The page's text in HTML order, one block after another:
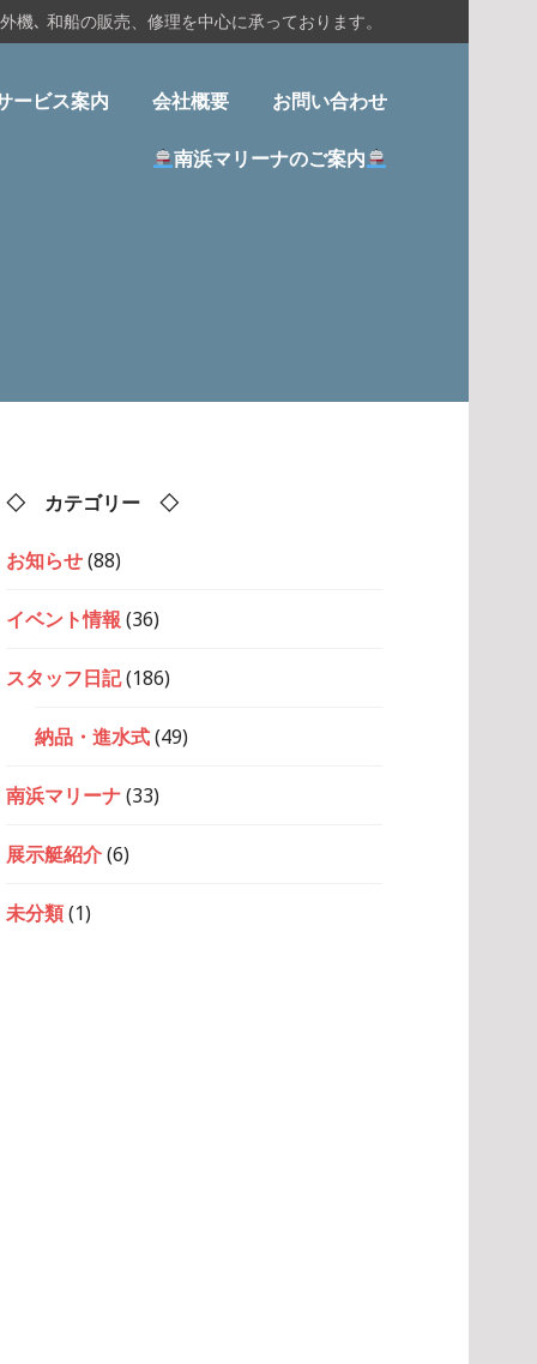
､ 和船の販売、修理を中心に承っております。
ービス案内 会社概要 お問い合わせ
南浜マリーナのご案内
◇ カテゴリー ◇
お知らせ(88)
イベント情報 (36)
スタッフ日記(186)
納品・進水式(49)
南浜マリーナ(33)
展示艇紹介(6)
未分類(1)